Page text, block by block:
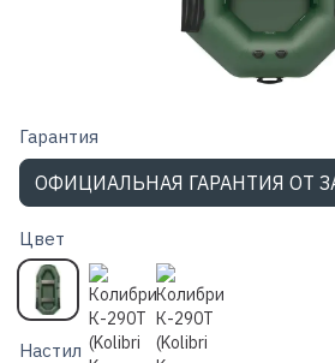
Гарантия
ОФИЦИАЛЬНАЯ ГАРАНТИЯ ОТ
Цвет
Настил